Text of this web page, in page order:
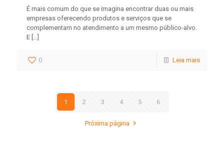
É mais comum do que se imagina encontrar duas ou mais
empresas oferecendo produtos e serviços que se
complementam no atendimento a um mesmo público-alvo.
E […]
0 Leia mais
1 2 3 4 5 6
Próxima página